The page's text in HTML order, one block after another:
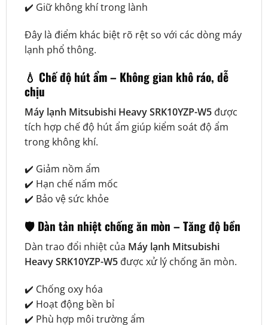
✔️ Giữ không khí trong lành
Đây là điểm khác biệt rõ rệt so với các dòng máy
lạnh phổ thông.
💧 Chế độ hút ẩm – Không gian khô ráo, dễ
chịu
Máy lạnh Mitsubishi Heavy SRK10YZP-W5được
tích hợp chế độ hút ẩm giúp kiểm soát độ ẩm
trong không khí.
✔️ Giảm nồm ẩm
✔️ Hạn chế nấm mốc
✔️ Bảo vệ sức khỏe
🛡️ Dàn tản nhiệt chống ăn mòn – Tăng độ bền
Dàn trao đổi nhiệt của Máy lạnh Mitsubishi
Heavy SRK10YZP-W5được xử lý chống ăn mòn.
✔️ Chống oxy hóa
✔️ Hoạt động bền bỉ
✔️ Phù hợp môi trường ẩm